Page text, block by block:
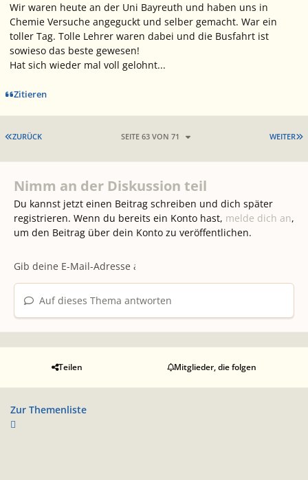
Wir waren heute an der Uni Bayreuth und haben uns in
Chemie Versuche angeguckt und selber gemacht. War ein
toller Tag. Tolle Lehrer waren dabei und die Busfahrt ist
sowieso das beste gewesen!
Hat sich wieder mal voll gelohnt...
Zitieren
ERSTE SEITE
ZURÜCK WEITER
SEITE 63 VON 71
Nimm an der Diskussion teil
Du kannst jetzt einen Beitrag schreiben und dich später
registrieren. Wenn du bereits ein Konto hast, melde dich an,
um den Beitrag über dein Konto zu veröffentlichen.
Auf dieses Thema antworten
Teilen Mitglieder, die folgen
Zur Themenliste